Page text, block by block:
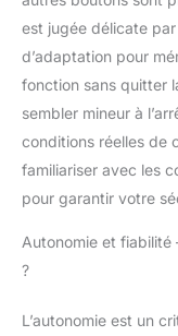
est jugée délicate
d’adaptation pour
fonction sans quitter
sembler mineur à
conditions réelles de
familiariser avec les
pour garantir votre
Autonomie et
?
L’autonomie est un